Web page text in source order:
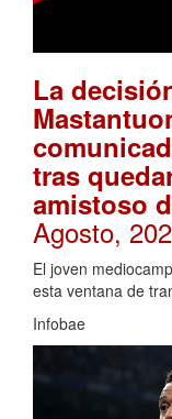
La
tras
amistoso
Agosto,
El joven
esta ventana de
Infobae